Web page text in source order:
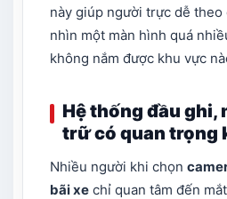
này giúp người trực dễ theo
nhìn một màn hình quá
không nắm được khu vực
Hệ thống đầu ghi,
trữ có quan trọng
Nhiều người khi chọn
bãi xe chỉ quan tâm đến